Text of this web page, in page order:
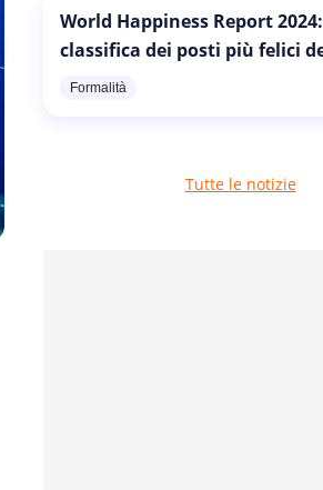
World Happiness Report
classifica dei posti più felici
Formalità
Tutte le notizie